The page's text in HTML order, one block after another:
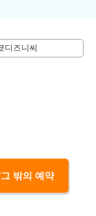
디즈니씨
밖의 예약